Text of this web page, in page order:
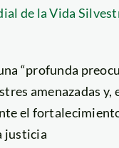
de la Vida
“profunda
amenazadas y,
el
justicia